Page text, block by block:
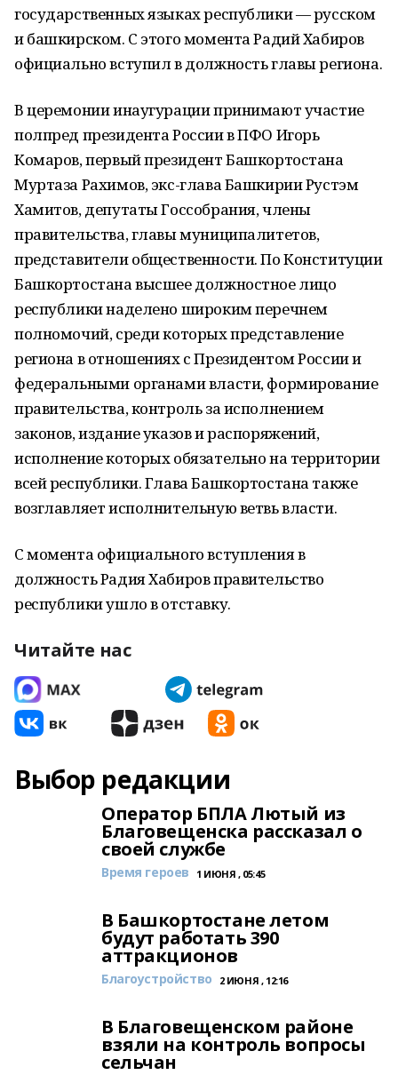
государственных языках республики — русском
и башкирском. С этого момента Радий Хабиров
официально вступил в должность главы региона.
В церемонии инаугурации принимают участие
полпред президента России в ПФО Игорь
Комаров, первый президент Башкортостана
Муртаза Рахимов, экс-глава Башкирии Рустэм
Хамитов, депутаты Госсобрания, члены
правительства, главы муниципалитетов,
представители общественности. По Конституции
Башкортостана высшее должностное лицо
республики наделено широким перечнем
полномочий, среди которых представление
региона в отношениях с Президентом России и
федеральными органами власти, формирование
правительства, контроль за исполнением
законов, издание указов и распоряжений,
исполнение которых обязательно на территории
всей республики. Глава Башкортостана также
возглавляет исполнительную ветвь власти.
С момента официального вступления в
должность Радия Хабиров правительство
республики ушло в отставку.
Читайте нас
Выбор редакции
Оператор БПЛА Лютый из
Благовещенска рассказал о
своей службе
Время героев 1 ИЮНЯ , 05:45
В Башкортостане летом
будут работать 390
аттракционов
Благоустройство 2 ИЮНЯ , 12:16
В Благовещенском районе
взяли на контроль вопросы
сельчан